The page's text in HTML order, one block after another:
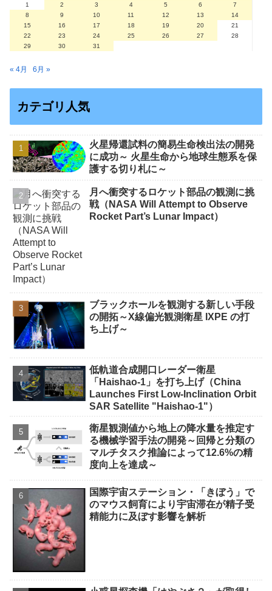
1
2 3 4 5 6
7
8
9 10 11 12 13
14
15
16 17 18 19 20
21
22
23 24 25 26 27
28
29
30 31
« 4月 6月 »
カテゴリ人気
火星帰還試料の簡易生命検出法の開発
に成功～ 火星生命から地球生態系を保
護する切り札に～
月へ衝突するロケット部品の観測に挑
戦（NASA Will Attempt to Observe
Rocket Part’s Lunar Impact）
ブラックホールを観測する新しい手段
の開拓～X線偏光観測衛星 IXPE の打
ち上げ～
低軌道合成開口レーダー衛星
「Haishao-1」を打ち上げ（China
Launches First Low-Inclination Orbit
SAR Satellite "Haishao-1"）
衛星観測値から地上の降水量を推定す
る機械学習手法の開発～回帰と分類の
マルチタスク推論によって12.6%の精
度向上を達成～
国際宇宙ステーション・「きぼう」で
のマウス飼育により宇宙滞在が精子受
精能力に及ぼす影響を解析